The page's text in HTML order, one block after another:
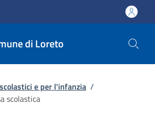
di Loreto
panee per l'infanzia /
scolastica